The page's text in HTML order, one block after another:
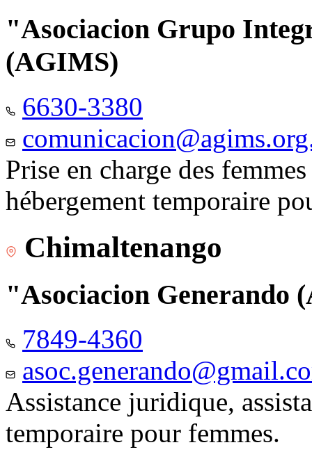
"Asociacion Grupo
(AGIMS)
6630-3380
Prise en charge des
hébergement temporaire
Chimaltenango
"Asociacion Generando
7849-4360
Assistance juridique,
temporaire pour femmes.